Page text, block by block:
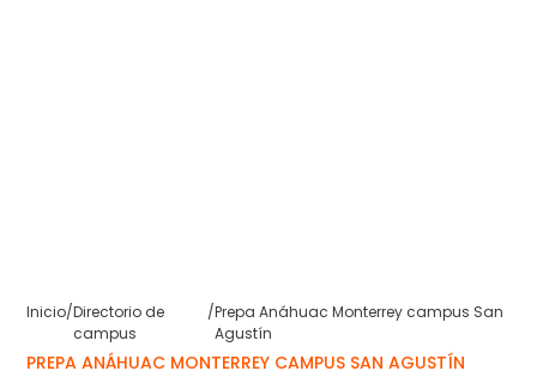
Inicio/Directorio de
campus
/Prepa Anáhuac Monterrey campus San
Agustín
PREPA ANÁHUAC MONTERREY CAMPUS SAN AGUSTÍN